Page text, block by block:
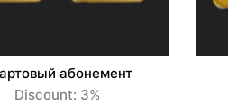
абонемент
Discount: 3%